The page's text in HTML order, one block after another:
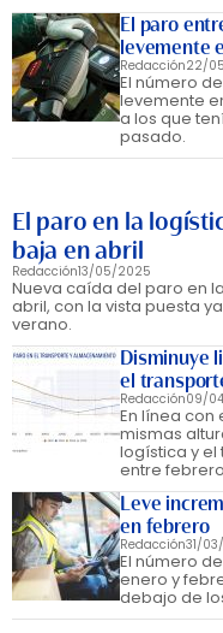
El paro
levemente
Redacción22/
El número
levemente
a los que
pasado.
El paro en la
baja en abril
Redacción13/05/2025
Nueva caída del paro en
abril, con la vista puesta
verano.
Disminuye
el
Redacción09/
En línea
mismas
logística y el
entre
Leve
en febrero
Redacción31/
El número
enero y
debajo de